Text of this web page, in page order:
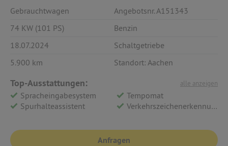
Gebrauchtwagen
Angebotsnr. A151343
74 KW (101 PS)
Benzin
18.07.2024
Schaltgetriebe
5.900 km
Standort: Aachen
alle anzeigen
Top-Ausstattungen:
Spracheingabesystem
Tempomat
Spurhalteassistent
Verkehrszeichenerkennung
Anfragen